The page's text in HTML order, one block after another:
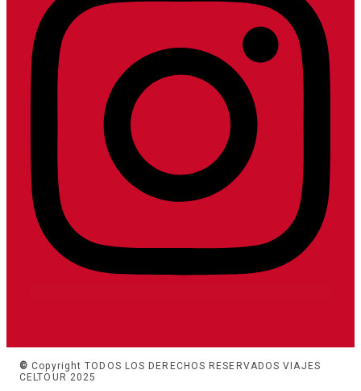
© Copyright TODOS LOS DERECHOS RESERVADOS VIAJES
CELTOUR 2025